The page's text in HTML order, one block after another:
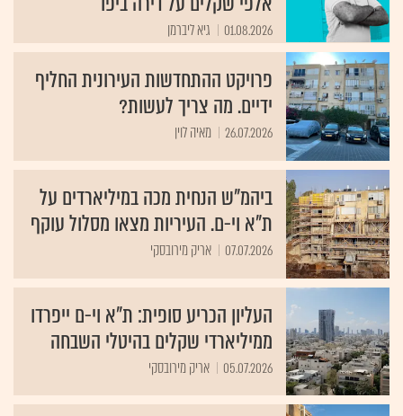
עוד מידע, מדריכים, כתבות וסרטונים אפשר למצוא
במדריך ההתחדשות העירונית של גלובס.
01.08.2026 גיא ליברמן
פרויקט ההתחדשות העירונית החליף
ידיים. מה צריך לעשות?
26.07.2026 מאיה לוין
ביהמ"ש הנחית מכה במיליארדים על
ת"א וי-ם. העיריות מצאו מסלול עוקף
07.07.2026 אריק מירובסקי
העליון הכריע סופית: ת"א וי-ם ייפרדו
ממיליארדי שקלים בהיטלי השבחה
05.07.2026 אריק מירובסקי